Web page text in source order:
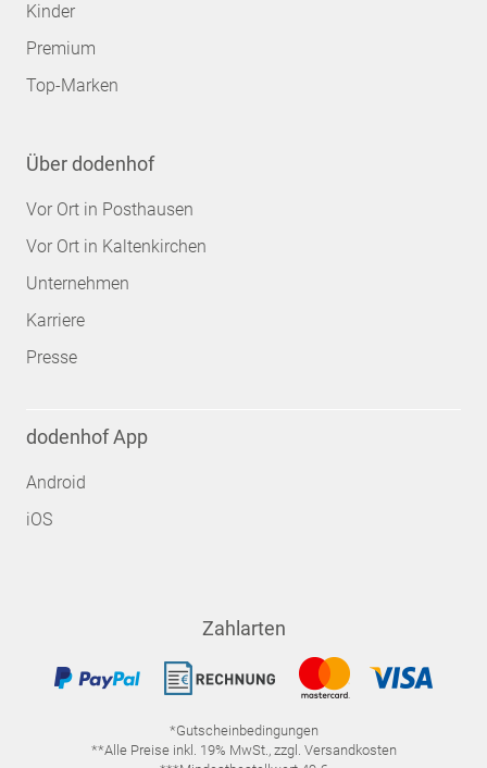
Kinder
Premium
Top-Marken
Über dodenhof
Vor Ort in Posthausen
Vor Ort in Kaltenkirchen
Unternehmen
Karriere
Presse
dodenhof App
Android
iOS
Zahlarten
*Gutscheinbedingungen
**Alle Preise inkl. 19% MwSt., zzgl. Versandkosten